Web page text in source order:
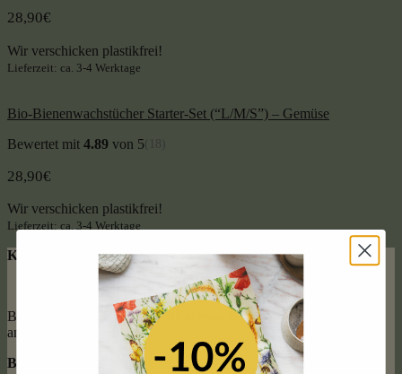
28,90€
Wir verschicken plastikfrei!
Lieferzeit: ca. 3-4 Werktage
Bio-Bienenwachstücher Starter-Set (“L/M/S”) – Gemüse
Bewertet mit 4.89 von 5(18)
28,90€
Wir verschicken plastikfrei!
Lieferzeit: ca. 3-4 Werktage
KUNDENSUPPORT
Bei Fragen rund um unsere Bienenwachstücher
wende dich gerne
an Rosemarie.
B2B + PRESSE